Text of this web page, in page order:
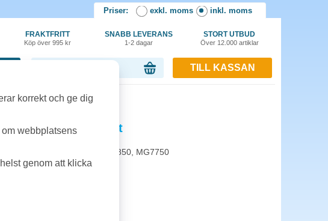
Priser: exkl. moms inkl. moms
FRAKTFRITT
Köp över 995 kr
SNABB LEVERANS
1-2 dagar
STORT UTBUD
Över 12.000 artiklar
TILL KASSAN
7ml svart
CLI-571BK 7ml svart
till: Canon MG5750, MG6850, MG7750
korrekt och ge dig
webbplatsens
genom att klicka